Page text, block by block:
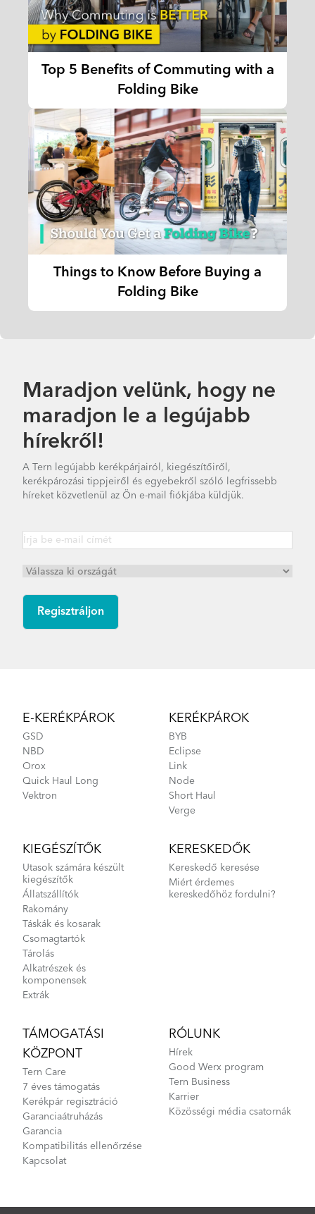
Top 5 Benefits of Commuting with a
Folding Bike
Things to Know Before Buying a
Folding Bike
Maradjon velünk, hogy ne
maradjon le a legújabb
hírekről!
A Tern legújabb kerékpárjairól, kiegészítőiről,
kerékpározási tippjeiről és egyebekről szóló legfrissebb
híreket közvetlenül az Ön e-mail fiókjába küldjük.
E-KERÉKPÁROK
GSD
NBD
Orox
Quick Haul Long
Vektron
KERÉKPÁROK
BYB
Eclipse
Link
Node
Short Haul
Verge
KIEGÉSZÍTŐK
Utasok számára készült
kiegészítők
Állatszállítók
Rakomány
Táskák és kosarak
Csomagtartók
Tárolás
Alkatrészek és
komponensek
Extrák
KERESKEDŐK
Kereskedő keresése
Miért érdemes
kereskedőhöz fordulni?
TÁMOGATÁSI
KÖZPONT
Tern Care
7 éves támogatás
Kerékpár regisztráció
Garanciaátruházás
Garancia
Kompatibilitás ellenőrzése
Kapcsolat
RÓLUNK
Hírek
Good Werx program
Tern Business
Karrier
Közösségi média csatornák